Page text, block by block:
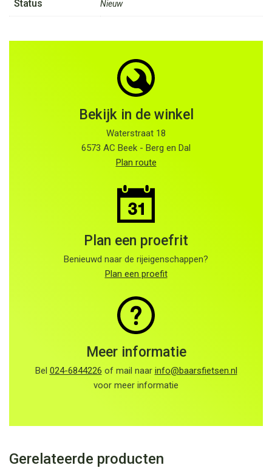
Status Nieuw
Bekijk in de winkel
Waterstraat 18
6573 AC Beek - Berg en Dal
Plan route
Plan een proefrit
Benieuwd naar de rijeigenschappen?
Plan een proefit
Meer informatie
Bel 024-6844226 of mail naar info@baarsfietsen.nl
voor meer informatie
Gerelateerde producten